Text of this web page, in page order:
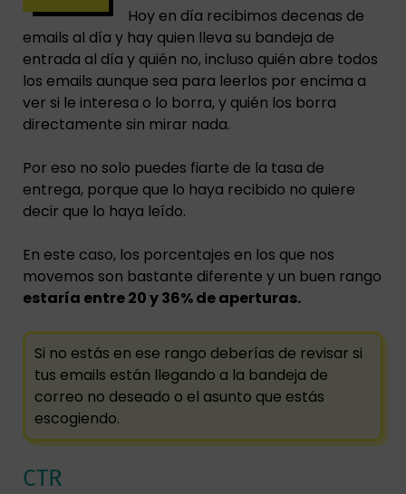
Hoy en día recibimos decenas de
emails al día y hay quien lleva su bandeja de
entrada al día y quién no, incluso quién abre todos
los emails aunque sea para leerlos por encima a
ver si le interesa o lo borra, y quién los borra
directamente sin mirar nada.
Por eso no solo puedes fiarte de la tasa de
entrega, porque que lo haya recibido no quiere
decir que lo haya leído.
En este caso, los porcentajes en los que nos
movemos son bastante diferente y un buen rango
estaría entre 20 y 36% de aperturas.
Si no estás en ese rango deberías de revisar si
tus emails están llegando a la bandeja de
correo no deseado o el asunto que estás
escogiendo.
CTR